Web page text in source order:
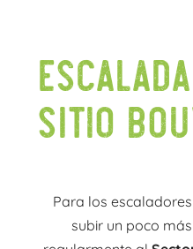
SITIO
Para los
subir un poco